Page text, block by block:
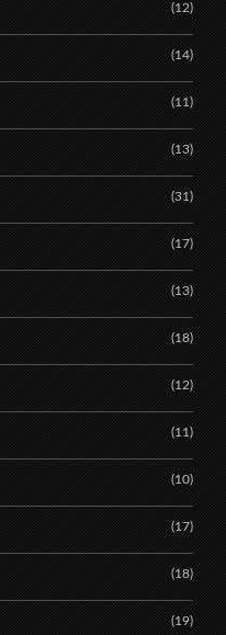
(12)
(14)
(11)
(13)
(31)
(17)
(13)
(18)
(12)
(11)
(10)
(17)
(18)
(19)